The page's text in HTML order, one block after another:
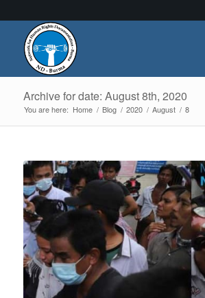
Archive for date: August 8th, 2020
You are here: Home / Blog / 2020 / August / 8